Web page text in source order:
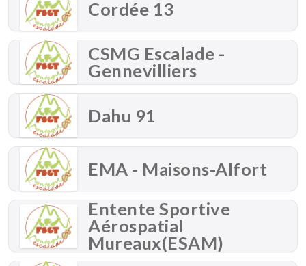
Cordée 13
CSMG Escalade -
Gennevilliers
Dahu 91
EMA - Maisons-Alfort
Entente Sportive
Aérospatial
Mureaux(ESAM)